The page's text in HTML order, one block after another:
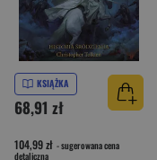
KSIĄŻKA
68,91 zł
104,99 zł - sugerowana cena
detaliczna